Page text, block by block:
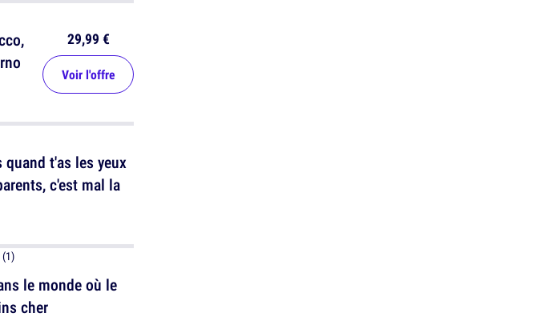
29,99 €
Voir l'offre
quand t'as les yeux
c'est mal la
le monde où le
cher